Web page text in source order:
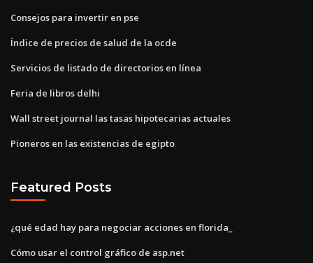
Consejos para invertir en pse
Índice de precios de salud de la ocde
Servicios de listado de directorios en línea
Feria de libros delhi
Wall street journal las tasas hipotecarias actuales
Pioneros en las existencias de egipto
Featured Posts
¿qué edad hay para negociar acciones en florida_
Cómo usar el control gráfico de asp.net